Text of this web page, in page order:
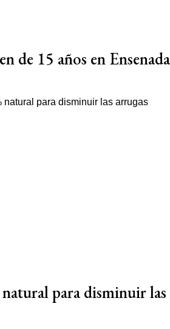
de 15 años en Ensenada
para disminuir las